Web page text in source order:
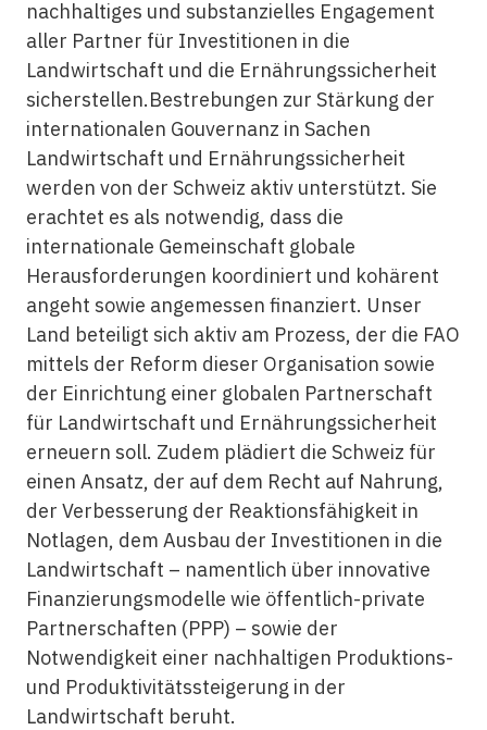
nachhaltiges und substanzielles Engagement
aller Partner für Investitionen in die
Landwirtschaft und die Ernährungssicherheit
sicherstellen.Bestrebungen zur Stärkung der
internationalen Gouvernanz in Sachen
Landwirtschaft und Ernährungssicherheit
werden von der Schweiz aktiv unterstützt. Sie
erachtet es als notwendig, dass die
internationale Gemeinschaft globale
Herausforderungen koordiniert und kohärent
angeht sowie angemessen finanziert. Unser
Land beteiligt sich aktiv am Prozess, der die FAO
mittels der Reform dieser Organisation sowie
der Einrichtung einer globalen Partnerschaft
für Landwirtschaft und Ernährungssicherheit
erneuern soll. Zudem plädiert die Schweiz für
einen Ansatz, der auf dem Recht auf Nahrung,
der Verbesserung der Reaktionsfähigkeit in
Notlagen, dem Ausbau der Investitionen in die
Landwirtschaft – namentlich über innovative
Finanzierungsmodelle wie öffentlich-private
Partnerschaften (PPP) – sowie der
Notwendigkeit einer nachhaltigen Produktions-
und Produktivitätssteigerung in der
Landwirtschaft beruht.